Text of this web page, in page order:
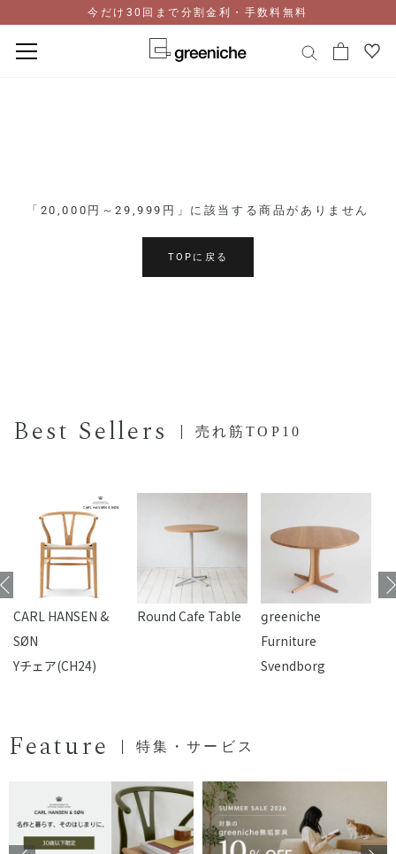
今だけ30回まで分割金利・手数料無料
「20,000円～29,999円」に該当する商品がありません
TOPに戻る
Best Sellers 売れ筋TOP10
CARL HANSEN &
SØN
Yチェア(CH24)
Round Cafe Table
reeniche
Furniture
Svendborg
Feature 特集・サービス